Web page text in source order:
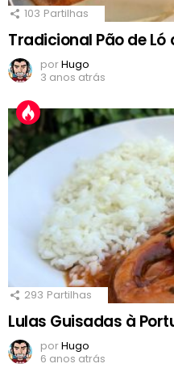
103 Partilhas
Tradicional Pão de Ló
porHugo
3 anos atrás
293 Partilhas
Lulas Guisadas à
porHugo
6 anos atrás